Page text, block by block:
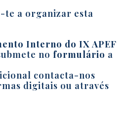
a organizar esta
Interno do IX APEF
no formulário a
contacta-nos
digitais ou através